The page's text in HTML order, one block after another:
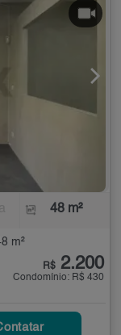
48 m²
m²
R$ 2.200
Condomínio: R$ 430